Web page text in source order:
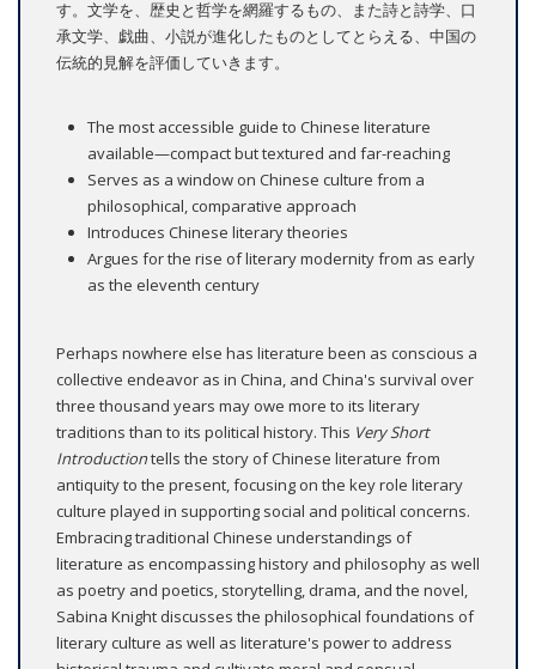
す。文学を、歴史と哲学を網羅するもの、また詩と詩学、口
承文学、戯曲、小説が進化したものとしてとらえる、中国の
伝統的見解を評価していきます。
The most accessible guide to Chinese literature
available—compact but textured and far-reaching
Serves as a window on Chinese culture from a
philosophical, comparative approach
Introduces Chinese literary theories
Argues for the rise of literary modernity from as early
as the eleventh century
Perhaps nowhere else has literature been as conscious a
collective endeavor as in China, and China's survival over
three thousand years may owe more to its literary
traditions than to its political history. This Very Short
Introductiontells the story of Chinese literature from
antiquity to the present, focusing on the key role literary
culture played in supporting social and political concerns.
Embracing traditional Chinese understandings of
literature as encompassing history and philosophy as well
as poetry and poetics, storytelling, drama, and the novel,
Sabina Knight discusses the philosophical foundations of
literary culture as well as literature's power to address